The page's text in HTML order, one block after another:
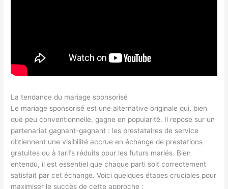
La tendance du mariage sponsorisé
Le mariage sponsorisé est une alternative originale qui, bien
que peu conventionnelle, gagne en popularité. Il repose sur un
partenariat gagnant-gagnant : les prestataires de service
obtiennent une visibilité accrue en échange de prestations
gratuites ou à tarifs réduits pour les futurs mariés. Bien
entendu, il est essentiel que chaque parti soit correctement
satisfait par cet échange. Voici quelques étapes cruciales pour
maximiser le succès de cette approche :